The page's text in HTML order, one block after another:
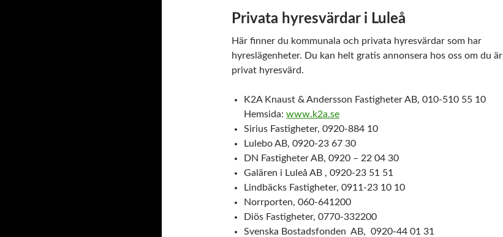
Privata hyresvärdar i Luleå
Här finner du kommunala och privata hyresvärdar som har
hyreslägenheter. Du kan helt gratis annonsera hos oss om du är
privat hyresvärd.
K2A Knaust & Andersson Fastigheter AB, 010-510 55 10
Hemsida: www.k2a.se
Sirius Fastigheter, 0920-884 10
Lulebo AB, 0920-23 67 30
DN Fastigheter AB, 0920 – 22 04 30
Galären i Luleå AB , 0920-23 51 51
Lindbäcks Fastigheter, 0911-23 10 10
Norrporten, 060-641200
Diös Fastigheter, 0770-332200
Svenska Bostadsfonden AB, 0920-44 01 31